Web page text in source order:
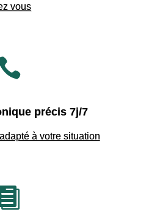
vous
précis 7j/7
adapté à votre situation
